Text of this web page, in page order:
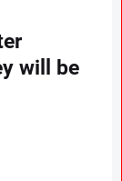
will be